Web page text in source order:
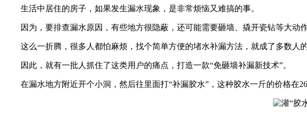
生活中居住的房子，如果发生漏水现象，是非常烦恼又难搞的事。
因为，要排查漏水原因，有些地方很隐蔽，还可能需要砸墙、撬开瓷钻等大动作
这么一折腾，很多人都怕麻烦，找个简单方便的堵水补漏方法，就成了多数人的
因此，就有一批人抓住了这类用户的痛点，打造一款“免砸墙补漏新技术”。
在漏水地方附近开个小洞，然后往里面打“补漏胶水”，这种胶水一斤的价格在